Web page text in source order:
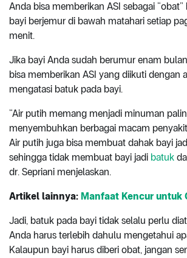
Anda bisa memberikan ASI sebagai
bayi berjemur di bawah matahari setiap
menit.
Jika bayi Anda sudah berumur enam
bisa memberikan ASI yang diikuti dengan
mengatasi batuk pada bayi.
“Air putih memang menjadi minuman
menyembuhkan berbagai macam
Air putih juga bisa membuat dahak bayi
sehingga tidak membuat bayi jadi batuk
dr. Sepriani menjelaskan.
Artikel lainnya: Manfaat Kencur untuk
Jadi, batuk pada bayi tidak selalu perlu
Anda harus terlebih dahulu mengetahui
Kalaupun bayi harus diberi obat, jangan